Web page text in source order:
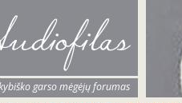
garso mėgėjų forumas